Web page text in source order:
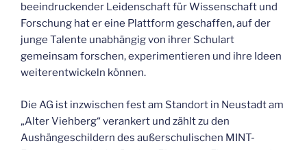
beeindruckender Leidenschaft für Wissenschaft und
Forschung hat er eine Plattform geschaffen, auf der
junge Talente unabhängig von ihrer Schulart
gemeinsam forschen, experimentieren und ihre Ideen
weiterentwickeln können.
Die AG ist inzwischen fest am Standort in Neustadt am
„Alter Viehberg“ verankert und zählt zu den
Aushängeschildern des außerschulischen MINT-